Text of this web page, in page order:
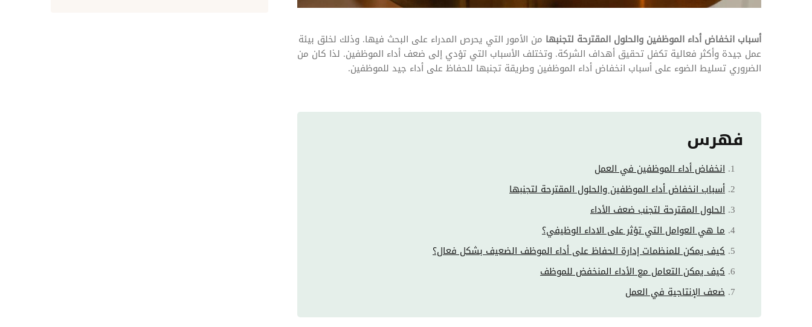
أسباب انخفاض أداء الموظفين والحلول المقترحة لتجنبها من الأمور التي يحرص المدراء على البحث فيها. وذلك لخلق بيئة
عمل جيدة وأكثر فعالية تكفل تحقيق أهداف الشركة. وتختلف الأسباب التي تؤدي إلى ضعف أداء الموظفين. لذا كان من
الضروري تسليط الضوء على أسباب انخفاض أداء الموظفين وطريقة تجنبها للحفاظ على أداء جيد للموظفين.
فهرس
انخفاض أداء الموظفين في العمل
أسباب انخفاض أداء الموظفين والحلول المقترحة لتجنبها
الحلول المقترحة لتجنب ضعف الأداء
ما هي العوامل التي تؤثر على الاداء الوظيفي؟
كيف يمكن للمنظمات إدارة الحفاظ على أداء الموظف الضعيف بشكل فعال؟
كيف يمكن التعامل مع الأداء المنخفض للموظف
ضعف الإنتاجية في العمل